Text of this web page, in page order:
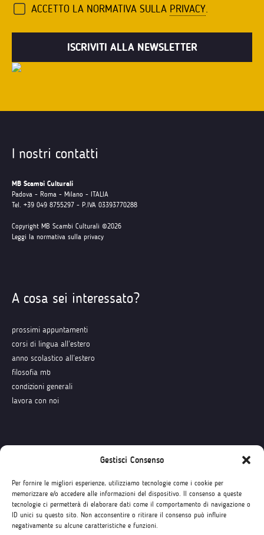
Gestisci Consenso
Per fornire le migliori esperienze, utilizziamo tecnologie come i cookie per
memorizzare e/o accedere alle informazioni del dispositivo. Il consenso a queste
tecnologie ci permetterà di elaborare dati come il comportamento di navigazione o
ID unici su questo sito. Non acconsentire o ritirare il consenso può influire
negativamente su alcune caratteristiche e funzioni.
ACCETTO LA NORMATIVA SULLA PRIVACY.
I nostri contatti
MB Scambi Culturali
Padova - Roma - Milano - ITALIA
Tel. +39 049 8755297 - P.IVA 03393770288
Copyright MB Scambi Culturali ©2026
Leggi la normativa sulla privacy
A cosa sei interessato?
prossimi appuntamenti
corsi di lingua all’estero
anno scolastico all’estero
filosofia mb
condizioni generali
lavora con noi